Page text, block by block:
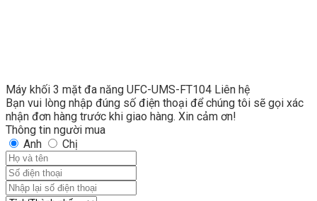
Máy khối 3 mặt đa năng UFC-UMS-FT104 Liên hệ
Bạn vui lòng nhập đúng số điện thoại để chúng tôi sẽ gọi xác
nhận đơn hàng trước khi giao hàng. Xin cảm ơn!
Thông tin người mua
Anh
Chị